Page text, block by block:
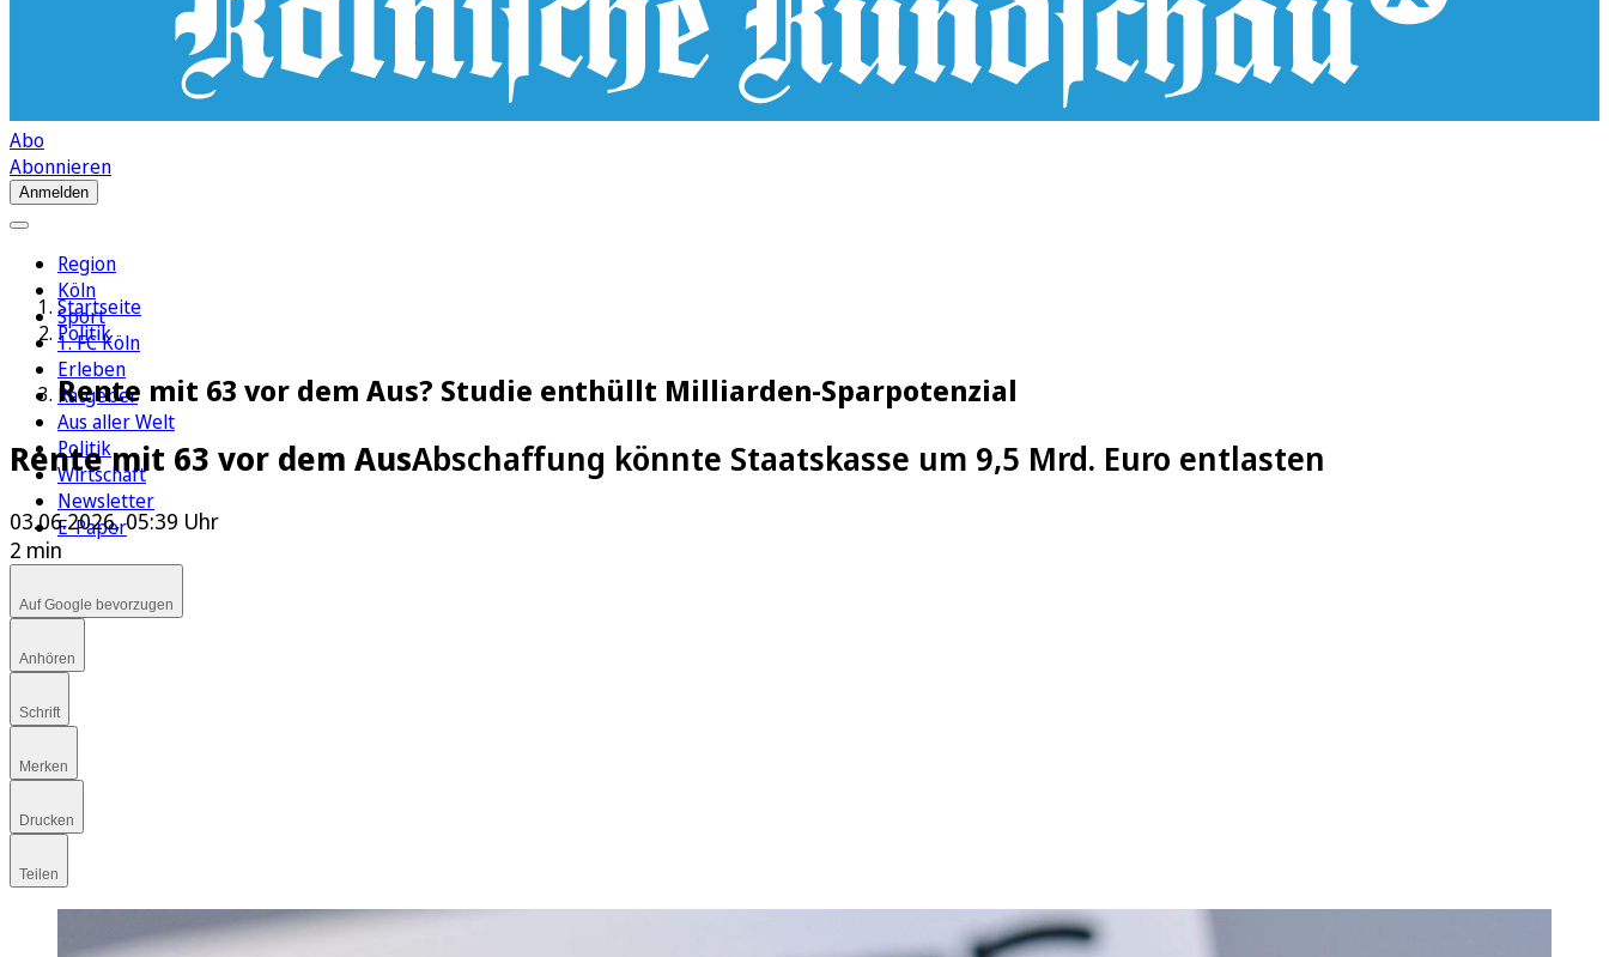
Abo
Abonnieren
Anmelden
Region
Köln
Sport
1. FC Köln
Erleben
Ratgeber
Aus aller Welt
Politik
Wirtschaft
Newsletter
E-Paper
Startseite
Politik
Rente mit 63 vor dem Aus? Studie enthüllt Milliarden-Sparpotenzial
Rente mit 63 vor dem AusAbschaffung könnte Staatskasse um 9,5 Mrd. Euro entlasten
03.06.2026, 05:39 Uhr
2 min
Auf Google bevorzugen
Anhören
Schrift
Merken
Drucken
Teilen